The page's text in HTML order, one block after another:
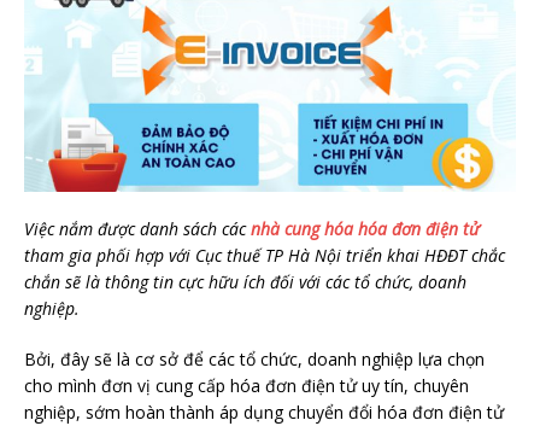
Việc nắm được danh sách cácnhà cung hóa hóa đơn điện tử
tham gia phối hợp với Cục thuế TP Hà Nội triển khai HĐĐT chắc
chắn sẽ là thông tin cực hữu ích đối với các tổ chức, doanh
nghiệp.
Bởi, đây sẽ là cơ sở để các tổ chức, doanh nghiệp lựa chọn
cho mình đơn vị cung cấp hóa đơn điện tử uy tín, chuyên
nghiệp, sớm hoàn thành áp dụng chuyển đổi hóa đơn điện tử